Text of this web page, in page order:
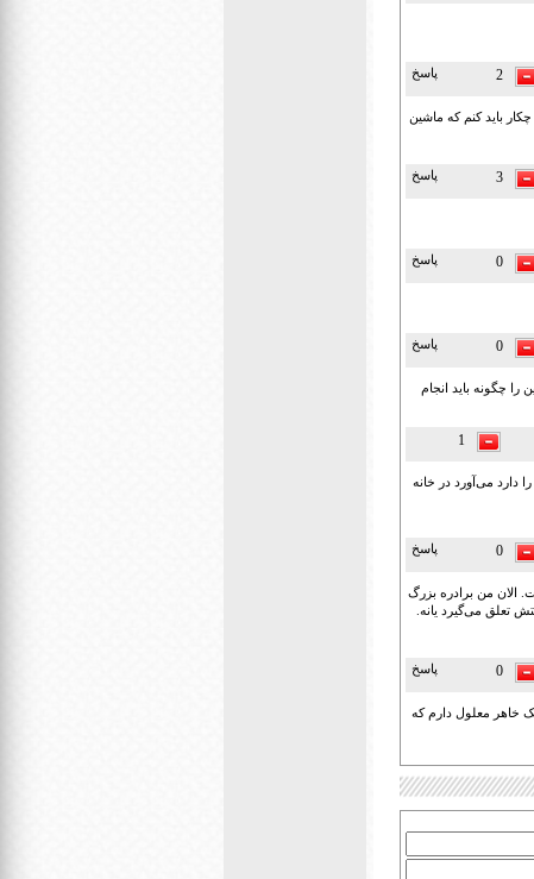
2 پاسخ
باید کنم که ماشین
3 پاسخ
0 پاسخ
0 پاسخ
چگونه باید انجام
1
دارد می‌آورد در خانه
0 پاسخ
الان من برادره بزرگ
تعلق می‌گیرد یانه.
0 پاسخ
خاهر معلول دارم که